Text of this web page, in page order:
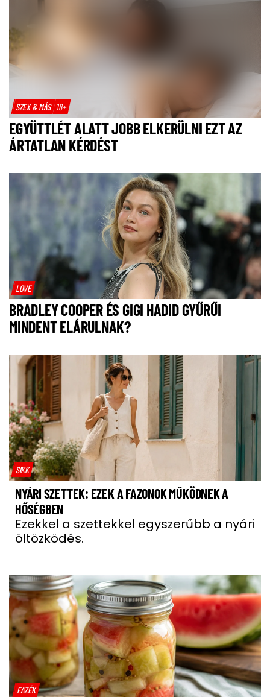
SZEX & MÁS 18+
EGYÜTTLÉT ALATT JOBB ELKERÜLNI EZT AZ
ÁRTATLAN KÉRDÉST
LOVE
BRADLEY COOPER ÉS GIGI HADID GYŰRŰI
MINDENT ELÁRULNAK?
SIKK
NYÁRI SZETTEK: EZEK A FAZONOK MŰKÖDNEK A
HŐSÉGBEN
Ezekkel a szettekkel egyszerűbb a nyári
öltözködés.
FAZÉK